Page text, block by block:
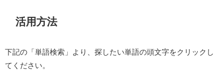
活用方法
下記の「単語検索」より、探したい単語の頭文字をクリックし
てください。